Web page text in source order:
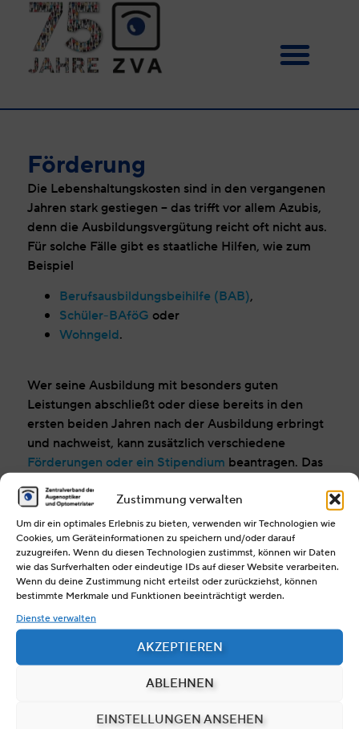
Zustimmung verwalten
Um dir ein optimales Erlebnis zu bieten, verwenden wir Technologien wie
Cookies, um Geräteinformationen zu speichern und/oder darauf
zuzugreifen. Wenn du diesen Technologien zustimmst, können wir Daten
wie das Surfverhalten oder eindeutige IDs auf dieser Website verarbeiten.
Wenn du deine Zustimmung nicht erteilst oder zurückziehst, können
bestimmte Merkmale und Funktionen beeinträchtigt werden.
Dienste verwalten
AKZEPTIEREN
ABLEHNEN
EINSTELLUNGEN ANSEHEN
Förderung
Die Lebenshaltungskosten sind in den vergangenen
Jahren stark gestiegen – das trifft vor allem Azubis,
denn die Ausbildungsvergütung reicht oft nicht aus.
Für solche Fälle gibt es staatliche Hilfen, wie zum
Beispiel
Berufsausbildungsbeihilfe (BAB),
Schüler-BAföG oder
Wohngeld.
Wer seine Ausbildung mit besonders guten
Leistungen abschließt oder diese bereits in den
ersten beiden Jahren nach der Ausbildung erbringt
und nachweist, kann zusätzlich verschiedene
Förderungen oder ein Stipendium beantragen. Das
gilt auch für
Meisterschaft im Handwerk, zu der der ZVA die
besten Absolventen der Gesellenprüfung eines
Jahrgangs aus jedem Bundesland einlädt.
Zentralverband der Augenoptiker
und Optometristen
Bundesinnungsverband